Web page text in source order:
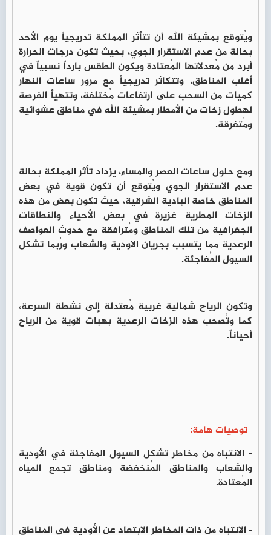
ويُتوقع بمشيئة الله أن تتأثر المملكة تدريجياً يوم الأحد
بحالة من عدم الاستقرار الجوي، بحيث تكون درجات الحرارة
أبرد من مُعدلاتها المُعتادة ويكون الطقس بارداً نسبياً في
أغلب المناطق، وتتكاثر تدريجياً مع مرور ساعات النهار
كميات من السحب على ارتفاعات مُختلفة، وتتهيأ الفرصة
لهطول زخات من الأمطار بمشيئة الله في مناطق عشوائية
ومُتفرقة.
ومع حلول ساعات العصر والمساء، يزداد تأثر المملكة بحالة
عدم الاستقرار الجوي ويُتوقع أن تكون قوية في بعض
المناطق خاصة البادية الشرقية، حيث تكون بعض من هذه
الزخات المطرية غزيرة في بعض الأحياء والنطاقات
الجغرافية من تلك المناطق ومُترافقة مع حدوث العواصف
الرعدية مما يتسبب بجريان الاودية والشعاب ورُبما تشكل
السيول المُفاجئة.
وتكون الرياح شمالية غربية مُعتدلة إلى نشطة السرعة،
كما وتُصحب هذه الزخات الرعدية بهبات قوية من الرياح
أحياناً.
توصيات هامة:
- الانتباه من مخاطر تشكل السيول المفاجئة في الأودية
والشعاب والمناطق المُنخفضة ومناطق تجمع المياه
المُعتادة.
- الانتباه من ذات المخاطر الابتعاد عن الأودية في المناطق